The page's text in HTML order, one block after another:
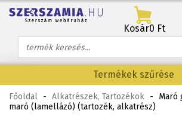
Kosár0 Ft
Termékek szűrése
Főoldal - Alkatrészek, Tartozékok -
Maró
maró (lamellázó) (tartozék, alkatrész)